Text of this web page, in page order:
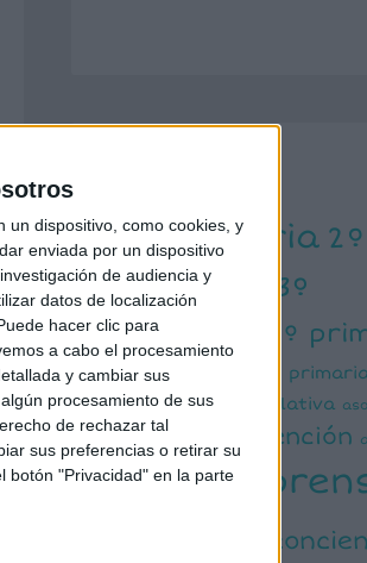
un dispositivo, como cookies, y
enviada por un dispositivo
de audiencia y
datos de localización
hacer clic para
a cabo el procesamiento
y cambiar sus
procesamiento de sus
de rechazar tal
sus preferencias o retirar su
botón "Privacidad" en la parte
1º primaria 2º
primaria
3º
primaria
4º
5º primaria 6º
actividad manipulativa
atención